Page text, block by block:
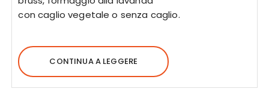
con caglio vegetale o senza caglio.
CONTINUA A LEGGERE